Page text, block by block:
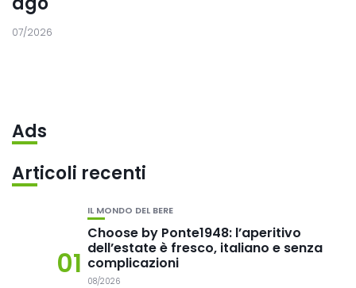
07/2026
Ads
Articoli recenti
01
IL MONDO DEL BERE
Choose by Ponte1948: l’aperitivo
dell’estate è fresco, italiano e senza
complicazioni
08/2026